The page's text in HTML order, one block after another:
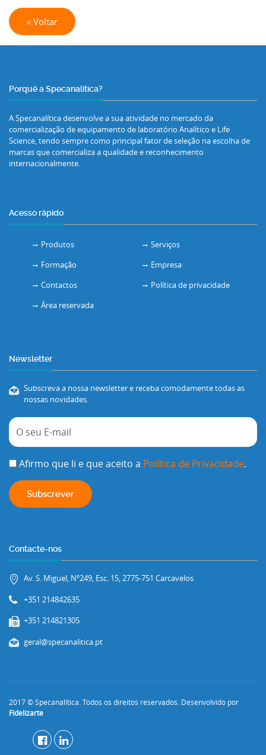
« Voltar
Porquê a Specanalítica?
A Specanalítica desenvolve a sua atividade no mercado da
comercialização de equipamento de laboratório Analítico e Life
Science, tendo sempre como principal fator de seleção na escolha de
marcas que comercializa a qualidade e reconhecimento
internacionalmente.
Acesso rápido
Produtos
Serviços
Formação
Empresa
Contactos
Política de privacidade
Área reservada
Newsletter
Subscreva a nossa newsletter e receba comodamente todas as
nossas novidades.
Afirmo que li e que aceito a Política de Privacidade.
Contacte-nos
Av. S. Miguel, Nº249, Esc. 15, 2775-751 Carcavelos
+351 214842635
+351 214821305
geral@specanalitica.pt
2017 © Specanalítica. Todos os direitos reservados. Desenvolvido por
Fidelizarte